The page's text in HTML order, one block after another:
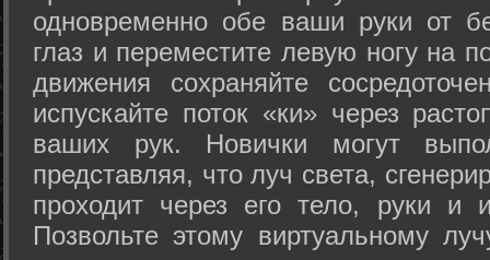
одновременно обе ваши руки от
глаз и переместите левую ногу на
движения сохраняйте
испускайте поток «ки» через
ваших рук. Новички могут
представляя, что луч света,
проходит через его тело, руки и
Позвольте этому виртуальному